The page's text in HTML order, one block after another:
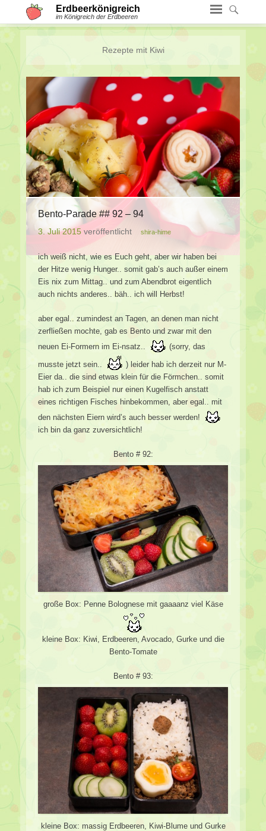
Erdbeerkönigreich
im Königreich der Erdbeeren
Rezepte mit Kiwi
Bento-Parade ## 92 – 94
3. Juli 2015 veröffentlicht shira-hime
ich weiß nicht, wie es Euch geht, aber wir haben bei
der Hitze wenig Hunger.. somit gab’s auch außer einem
Eis nix zum Mittag.. und zum Abendbrot eigentlich
auch nichts anderes.. bäh.. ich will Herbst!
aber egal.. zumindest an Tagen, an denen man nicht
zerfließen mochte, gab es Bento und zwar mit den
neuen Ei-Formern im Ei-nsatz..
(sorry, das
musste jetzt sein..
) leider hab ich derzeit nur M-
Eier da.. die sind etwas klein für die Förmchen.. somit
hab ich zum Beispiel nur einen Kugelfisch anstatt
eines richtigen Fisches hinbekommen, aber egal.. mit
den nächsten Eiern wird’s auch besser werden!
ich bin da ganz zuversichtlich!
Bento # 92:
große Box: Penne Bolognese mit gaaaanz viel Käse
kleine Box: Kiwi, Erdbeeren, Avocado, Gurke und die
Bento-Tomate
Bento # 93:
kleine Box: massig Erdbeeren, Kiwi-Blume und Gurke